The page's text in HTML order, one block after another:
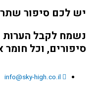
יש לכם סיפור
נשמח לקבל הערות
סיפורים, וכל
info@sky-high.co.il